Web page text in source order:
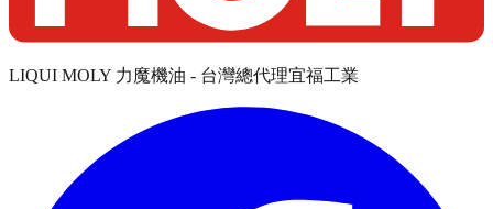
LIQUI MOLY 力魔機油 - 台灣總代理宜福工業